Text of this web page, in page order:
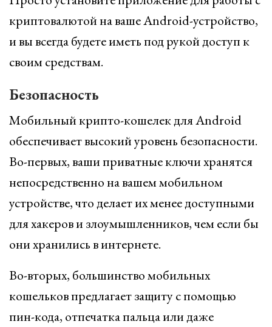
криптовалютой на ваше Android-устройство,
и вы всегда будете иметь под рукой доступ к
своим средствам.
Безопасность
Мобильный крипто-кошелек для Android
обеспечивает высокий уровень безопасности.
Во-первых, ваши приватные ключи хранятся
непосредственно на вашем мобильном
устройстве, что делает их менее доступными
для хакеров и злоумышленников, чем если бы
они хранились в интернете.
Во-вторых, большинство мобильных
кошельков предлагает защиту с помощью
пин-кода, отпечатка пальца или даже